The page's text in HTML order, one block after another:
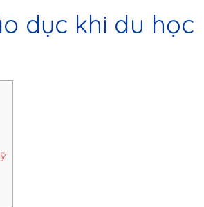
dục khi du học